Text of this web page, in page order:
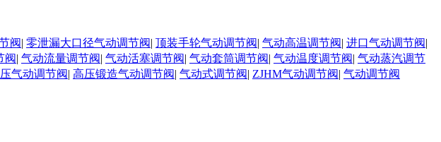
阀| 零泄漏大口径气动调节阀| 顶装手轮气动调节阀| 气动高温调节阀| 进口气动调节阀|
阀| 气动流量调节阀| 气动活塞调节阀| 气动套筒调节阀| 气动温度调节阀| 气动蒸汽调节
气动调节阀| 高压锻造气动调节阀| 气动式调节阀| ZJHM气动调节阀| 气动调节阀